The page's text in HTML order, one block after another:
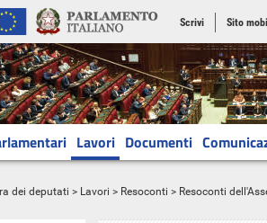
Scrivi Sito
Lavori Documenti
dei deputati > Lavori > Resoconti > Resoconti